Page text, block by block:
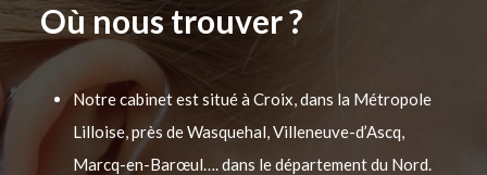
Où nous trouver ?
Notre cabinet est situé à Croix, dans la Métropole
Lilloise, près de Wasquehal, Villeneuve-d’Ascq,
Marcq-en-Barœul…. dans le département du Nord.